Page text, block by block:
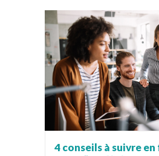
4 conseils à suivre